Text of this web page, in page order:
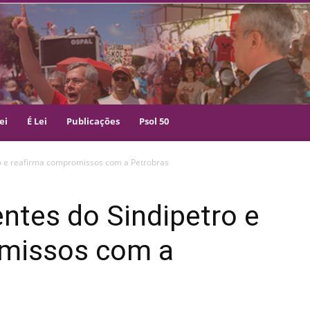
É Lei Publicações Psol 50
reafirma compromissos com a Petrobras
do Sindipetro e
com a